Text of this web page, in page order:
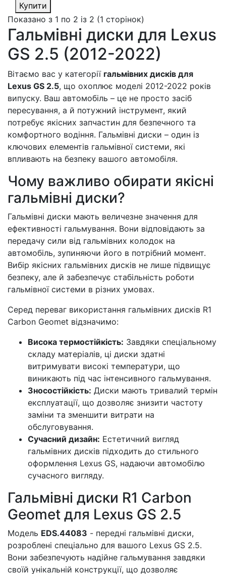
Купити
Показано з 1 по 2 із 2 (1 сторінок)
Гальмівні диски для Lexus
GS 2.5 (2012-2022)
Вітаємо вас у категорії гальмівних дисків для
Lexus GS 2.5, що охоплює моделі 2012-2022 років
випуску. Ваш автомобіль – це не просто засіб
пересування, а й потужний інструмент, який
потребує якісних запчастин для безпечного та
комфортного водіння. Гальмівні диски – один із
ключових елементів гальмівної системи, які
впливають на безпеку вашого автомобіля.
Чому важливо обирати якісні
гальмівні диски?
Гальмівні диски мають величезне значення для
ефективності гальмування. Вони відповідають за
передачу сили від гальмівних колодок на
автомобіль, зупиняючи його в потрібний момент.
Вибір якісних гальмівних дисків не лише підвищує
безпеку, але й забезпечує стабільність роботи
гальмівної системи в різних умовах.
Серед переваг використання гальмівних дисків R1
Carbon Geomet відзначимо:
Висока термостійкість: Завдяки спеціальному
складу матеріалів, ці диски здатні
витримувати високі температури, що
виникають під час інтенсивного гальмування.
Зносостійкість: Диски мають тривалий термін
експлуатації, що дозволяє знизити частоту
заміни та зменшити витрати на
обслуговування.
Сучасний дизайн: Естетичний вигляд
гальмівних дисків підходить до стильного
оформлення Lexus GS, надаючи автомобілю
сучасного вигляду.
Гальмівні диски R1 Carbon
Geomet для Lexus GS 2.5
Модель EDS.44083 - передні гальмівні диски,
розроблені спеціально для вашого Lexus GS 2.5.
Вони забезпечують надійне гальмування завдяки
своїй унікальній конструкції, що дозволяє